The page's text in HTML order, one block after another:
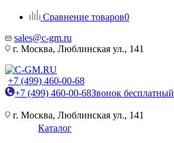
Сравнение товаров0
sales@c-gm.ru
г. Москва, Люблинская ул., 141
+7 (499) 460-00-68
+7 (499) 460-00-68Звонок бесплатный
г. Москва, Люблинская ул., 141
Каталог